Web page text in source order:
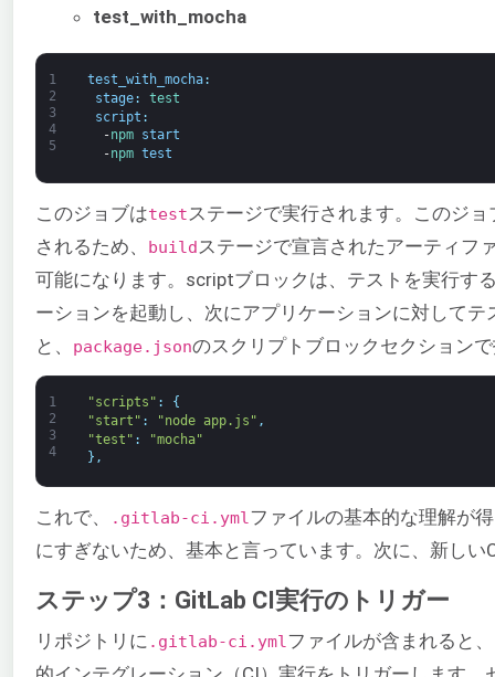
test_with_mocha
1
2
3
4
5
test_with_mocha:
stage:
test
script :
-npm start
-npm test
このジョブはtest ステージで実行されます。このジョ
されるため、
build ステージで宣言されたアーティフ
可能になります。scriptブロックは、テストを実行す
ーションを起動し、次にアプリケーションに対して
と、
package.jsonのスクリプトブロックセクション
1
2
3
4
"scripts" :
{
"start" : "node app.js" ,
"test" :
"mocha"
} ,
これで、 .gitlab-ci.yml ファイルの基本的な理解が
にすぎないため、基本と言っています。次に、新し
ステップ3：GitLab CI実行のトリガー
リポジトリに .gitlab-ci.yml ファイルが含まれると